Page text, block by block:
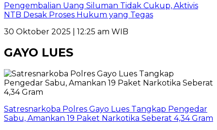
Pengembalian Uang Siluman Tidak Cukup, Aktivis
NTB Desak Proses Hukum yang Tegas
30 Oktober 2025 | 12:25 am WIB
GAYO LUES
Satresnarkoba Polres Gayo Lues Tangkap Pengedar
Sabu, Amankan 19 Paket Narkotika Seberat 4,34 Gram